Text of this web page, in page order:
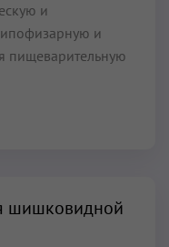
и
и
пищеварительную
шишковидной